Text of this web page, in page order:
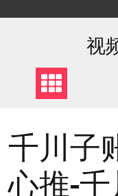
to
视
千川子
心推-